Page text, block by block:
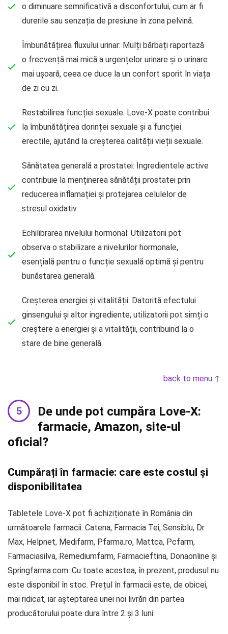
o diminuare semnificativă a disconfortului, cum ar fi
durerile sau senzația de presiune în zona pelvină.
Îmbunătățirea fluxului urinar: Mulți bărbați raportază
o frecvență mai mică a urgențelor urinare și o urinare
mai ușoară, ceea ce duce la un confort sporit în viața
de zi cu zi.
Restabilirea funcției sexuale: Love-X poate contribui
la îmbunătățirea dorinței sexuale și a funcției
erectile, ajutând la creșterea calității vieții sexuale.
Sănătatea generală a prostatei: Ingredientele active
contribuie la menținerea sănătății prostatei prin
reducerea inflamației și protejarea celulelor de
stresul oxidativ.
Echilibrarea nivelului hormonal: Utilizatorii pot
observa o stabilizare a nivelurilor hormonale,
esențială pentru o funcție sexuală optimă și pentru
bunăstarea generală.
Creșterea energiei și vitalității: Datorită efectului
ginsengului și altor ingrediente, utilizatorii pot simți o
creștere a energiei și a vitalității, contribuind la o
stare de bine generală.
back to menu ↑
De unde pot cumpăra Love-X:
farmacie, Amazon, site-ul
oficial?
Cumpărați în farmacie: care este costul și
disponibilitatea
Tabletele Love-X pot fi achiziționate în România din
următoarele farmacii: Catena, Farmacia Tei, Sensiblu, Dr
Max, Helpnet, Medifarm, Pfarma.ro, Mattca, Pcfarm,
Farmaciasilva, Remediumfarm, Farmacieftina, Donaonline și
Springfarma.com. Cu toate acestea, în prezent, produsul nu
este disponibil în stoc. Prețul în farmacii este, de obicei,
mai ridicat, iar așteptarea unei noi livrări din partea
producătorului poate dura între 2 și 3 luni.